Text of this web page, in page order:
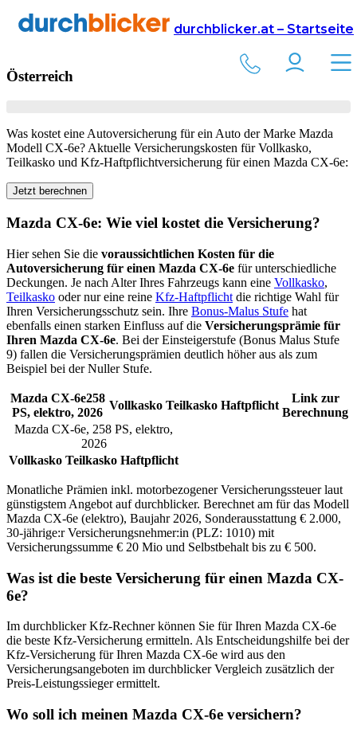
durchblicker.at – Startseite
Versicherung Autoversicherung Mazda
Mazda CX-6e
in
Österreich
Was kostet eine Autoversicherung für ein Auto der Marke Mazda
Modell CX-6e? Aktuelle Versicherungskosten für Vollkasko,
Teilkasko und Kfz-Haftpflichtversicherung für einen Mazda CX-6e:
Jetzt berechnen
Mazda CX-6e: Wie viel kostet die Versicherung?
Hier sehen Sie die voraussichtlichen Kosten für die
Autoversicherung für einen Mazda CX-6e für unterschiedliche
Deckungen. Je nach Alter Ihres Fahrzeugs kann eine Vollkasko,
Teilkasko oder nur eine reine Kfz-Haftpflicht die richtige Wahl für
Ihren Versicherungsschutz sein. Ihre Bonus-Malus Stufe hat
ebenfalls einen starken Einfluss auf die Versicherungsprämie für
Ihren Mazda CX-6e. Bei der Einsteigerstufe (Bonus Malus Stufe
9) fallen die Versicherungsprämien deutlich höher aus als zum
Beispiel bei der Nuller Stufe.
Mazda CX-6e258
PS, elektro, 2026
Vollkasko Teilkasko Haftpflicht
Link zur
Berechnung
Mazda CX-6e, 258 PS, elektro,
2026
Vollkasko Teilkasko Haftpflicht
Monatliche Prämien inkl. motorbezogener Versicherungssteuer laut
günstigstem Angebot auf durchblicker. Berechnet am für das Modell
Mazda CX-6e (elektro), Baujahr 2026, Sonderausstattung € 2.000,
30-jährige:rVersicherungsnehmer:in (PLZ: 1010) mit
Versicherungssumme € 20 Mio und Selbstbehalt bis zu € 500.
Was ist die beste Versicherung für einen Mazda CX-
6e?
Im durchblicker Kfz-Rechner können Sie für Ihren Mazda CX-6e
die beste Kfz-Versicherung ermitteln. Als Entscheidungshilfe bei der
Kfz-Versicherung für Ihren Mazda CX-6e wird aus den
Versicherungsangeboten im durchblicker Vergleich zusätzlich der
Preis-Leistungssieger ermittelt.
Wo soll ich meinen Mazda CX-6e versichern?